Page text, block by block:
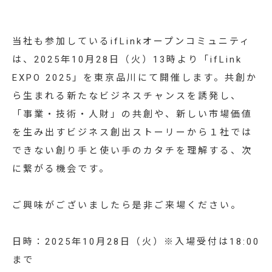
資料ダウンロード
お問い合わせ
システムでお悩みの方へ
当社も参加しているifLinkオープンコミュニティ
は、2025年10月28日（火）13時より「ifLink
EXPO 2025」を東京品川にて開催します。共創か
ら生まれる新たなビジネスチャンスを誘発し、
「事業・技術・人財」の共創や、新しい市場価値
を生み出すビジネス創出ストーリーから１社では
できない創り手と使い手のカタチを理解する、次
に繋がる機会です。
ご興味がございましたら是非ご来場ください。
日時：2025年10月28日（火）※入場受付は18:00
まで